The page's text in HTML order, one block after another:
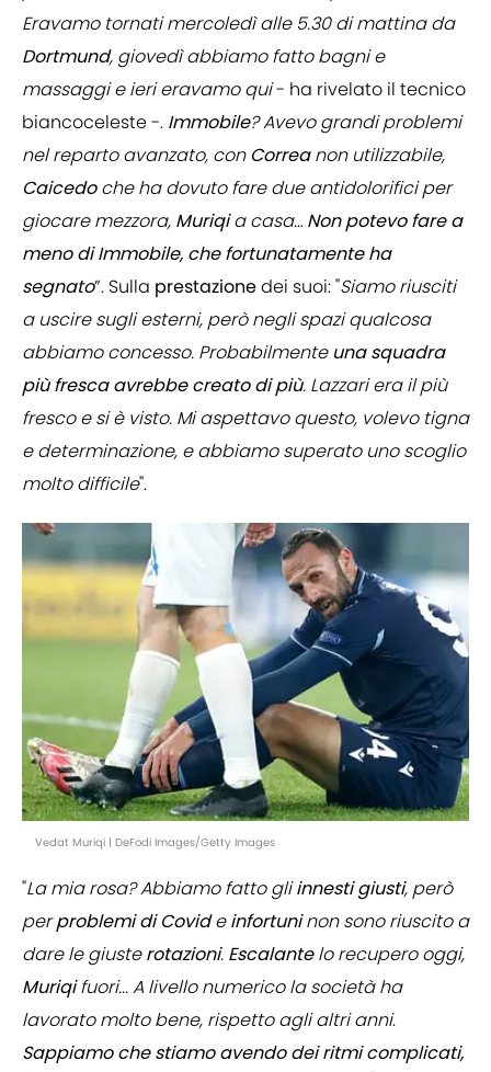
Eravamo tornati mercoledì alle 5.30 di mattina da
Dortmund, giovedì abbiamo fatto bagni e
massaggi e ieri eravamo qui- ha rivelato il tecnico
biancoceleste -. Immobile? Avevo grandi problemi
nel reparto avanzato, con Correanon utilizzabile,
Caicedoche ha dovuto fare due antidolorifici per
giocare mezzora, Muriqia casa… Non potevo fare a
meno di Immobile, che fortunatamente ha
segnato”. Sulla prestazionedei suoi: "Siamo riusciti
a uscire sugli esterni, però negli spazi qualcosa
abbiamo concesso. Probabilmente una squadra
più fresca avrebbe creato di più. Lazzari era il più
fresco e si è visto. Mi aspettavo questo, volevo tigna
e determinazione, e abbiamo superato uno scoglio
molto difficile".
Vedat Muriqi | DeFodi Images/Getty Images
"La mia rosa? Abbiamo fatto gliinnesti giusti, però
perproblemi di Covideinfortuninon sono riuscito a
dare le giusterotazioni. Escalantelo recupero oggi,
Muriqifuori... A livello numerico la società ha
lavorato molto bene, rispetto agli altri anni.
Sappiamo che stiamo avendo dei ritmi complicati,